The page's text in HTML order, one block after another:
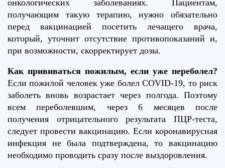
онкологических заболеваниях. Пациентам,
получающим такую терапию, нужно обязательно
перед вакцинацией посетить лечащего врача,
который, уточнит отсутствие противопоказаний и,
при возможности, скорректирует дозы.
Как прививаться пожилым, если уже переболел?
Если пожилой человек уже болел COVID-19, то риск
заболеть вновь возрастает через полгода. Поэтому
всем переболевшим, через 6 месяцев после
получения отрицательного результата ПЦР-теста,
следует провести вакцинацию. Если коронавирусная
инфекция не была подтверждена, то вакцинацию
необходимо проводить сразу после выздоровления.